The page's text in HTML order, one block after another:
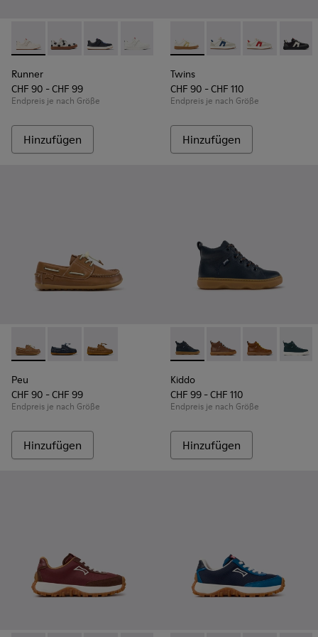
Runner - K800247-030 - Weiße Ledersneaker für Kinder.
Runner - K800247-031
Runner - K800247-028
Runner - K800247-024
Runner
CHF 90 - CHF 99
Endpreis je nach Größe
Hinzufügen
Twins - K800653-014 -
Twins - K800653-
Twins -Twins
Twins
CHF 90 - CHF 110
Endpreis je nach Größe
Hinzufügen
Peu - K800689-004 - Braune Bootsschuhe aus Leder für
Peu - K800689-002 - Blaue Bootsschuhe aus Leder
Peu - K800689-001
Peu
CHF 90 - CHF 99
Endpreis je nach Größe
Hinzufügen
Kiddo - K900189-026 -
Kiddo - K900189-
Kiddo -Kiddo
Kiddo
CHF 99 - CHF 110
Endpreis je nach Größe
Hinzufügen